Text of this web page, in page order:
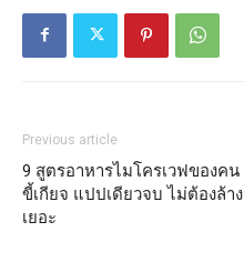
Previous article
9 สูตรอาหารไมโครเวฟของคน
ขี้เกียจ แปปเดียวจบ ไม่ต้องล้าง
เยอะ